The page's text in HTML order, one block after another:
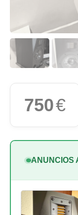
750€
ANUNCIOS